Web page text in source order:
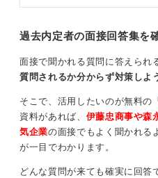
過去内定者の面接回答集を
面接で聞かれる質問に答えられ
質問されるか分からず対策しよ
そこで、活用したいのが無料の「
資料があれば、 伊藤忠商事や森
気企業の面接でもよく聞かれる
が一目でわかります。
どんな質問が来ても確実に回答